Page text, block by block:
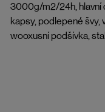
3000g/m2/24h, hlavní
kapsy, podlepené švy,
wooxusní podšívka,